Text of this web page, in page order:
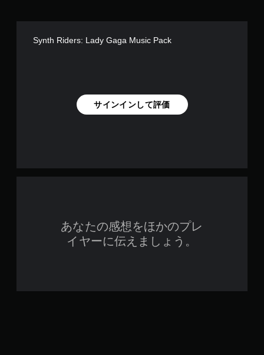
Synth Riders: Lady Gaga Music Pack
サインインして評価
あなたの感想をほかのプレ
イヤーに伝えましょう。